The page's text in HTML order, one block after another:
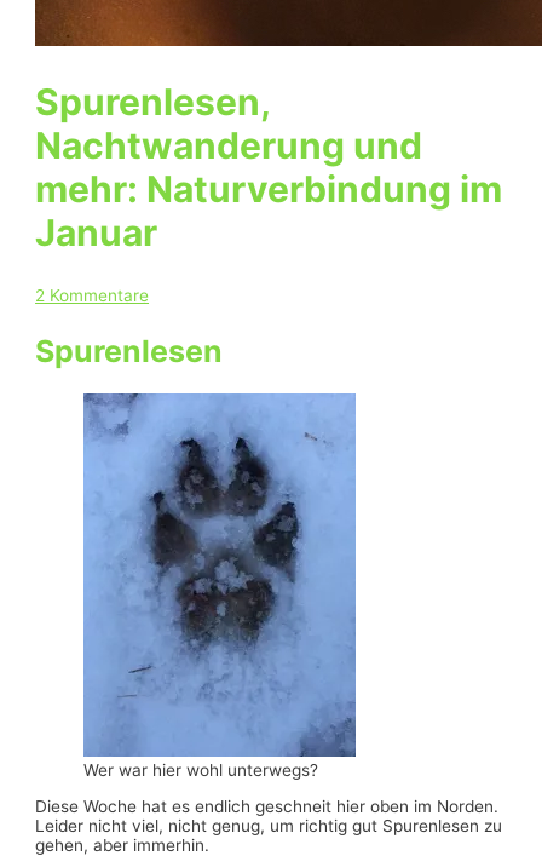
Spurenlesen,
Nachtwanderung und
mehr: Naturverbindung im
Januar
2 Kommentare
Spurenlesen
Wer war hier wohl unterwegs?
Diese Woche hat es endlich geschneit hier oben im Norden.
Leider nicht viel, nicht genug, um richtig gut Spurenlesen zu
gehen, aber immerhin.